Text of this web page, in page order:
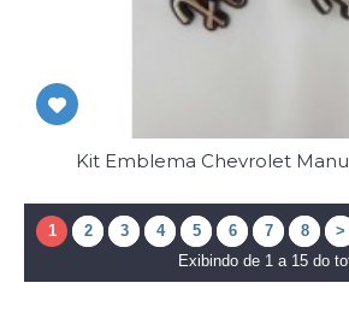
Kit Emblema Chevrolet
1 2 3 4 5 6 7 8 >
Exibindo de 1 a 15 do